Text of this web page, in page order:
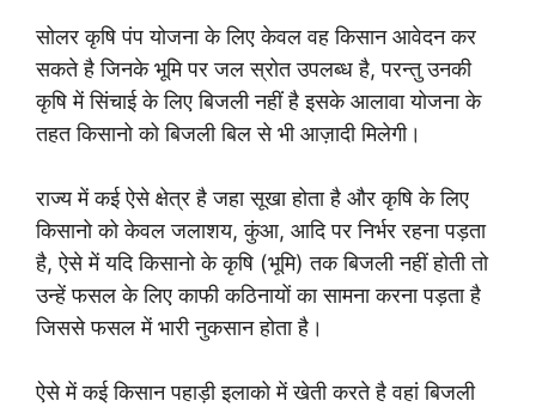
सोलर कृषि पंप योजना के लिए केवल वह किसान आवेदन कर
सकते है जिनके भूमि पर जल स्रोत उपलब्ध है, परन्तु उनकी
कृषि में सिंचाई के लिए बिजली नहीं है इसके आलावा योजना के
तहत किसानो को बिजली बिल से भी आज़ादी मिलेगी।
राज्य में कई ऐसे क्षेत्र है जहा सूखा होता है और कृषि के लिए
किसानो को केवल जलाशय, कुंआ, आदि पर निर्भर रहना पड़ता
है, ऐसे में यदि किसानो के कृषि (भूमि) तक बिजली नहीं होती तो
उन्हें फसल के लिए काफी कठिनायों का सामना करना पड़ता है
जिससे फसल में भारी नुकसान होता है।
ऐसे में कई किसान पहाड़ी इलाको में खेती करते है वहां बिजली